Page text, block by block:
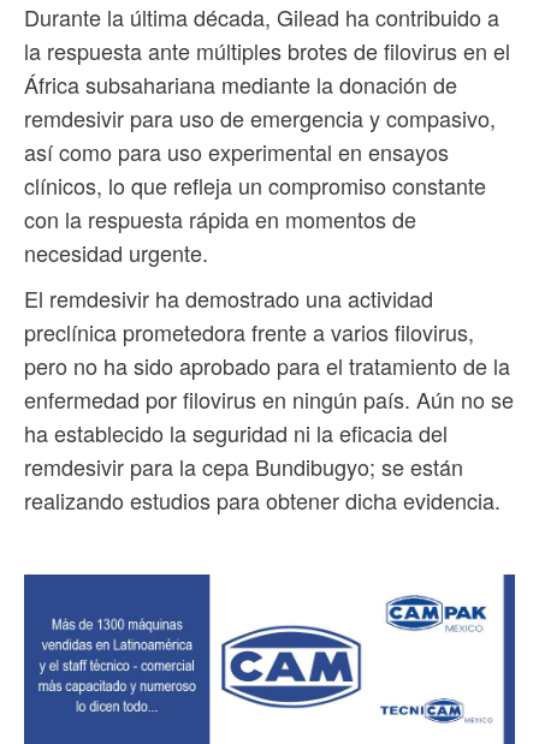
Durante la última década, Gilead ha contribuido a
la respuesta ante múltiples brotes de filovirus en el
África subsahariana mediante la donación de
remdesivir para uso de emergencia y compasivo,
así como para uso experimental en ensayos
clínicos, lo que refleja un compromiso constante
con la respuesta rápida en momentos de
necesidad urgente.
El remdesivir ha demostrado una actividad
preclínica prometedora frente a varios filovirus,
pero no ha sido aprobado para el tratamiento de la
enfermedad por filovirus en ningún país. Aún no se
ha establecido la seguridad ni la eficacia del
remdesivir para la cepa Bundibugyo; se están
realizando estudios para obtener dicha evidencia.